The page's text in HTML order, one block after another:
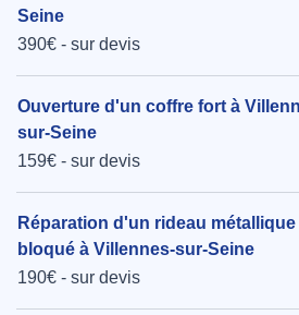
Seine
390€ - sur devis
Ouverture d'un coffre fort à
sur-Seine
159€ - sur devis
Réparation d'un rideau métallique
bloqué à Villennes-sur-Seine
190€ - sur devis